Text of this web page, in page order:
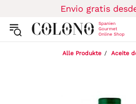
Envio gratis
Alle Produkte Aceite